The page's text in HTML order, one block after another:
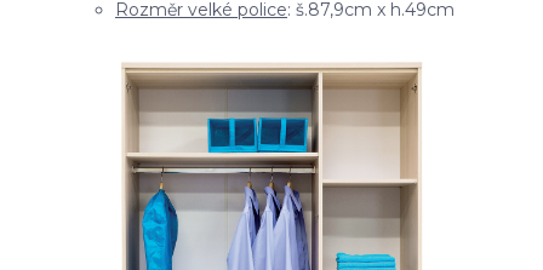
Rozměr velké police: š.87,9cm x h.49cm